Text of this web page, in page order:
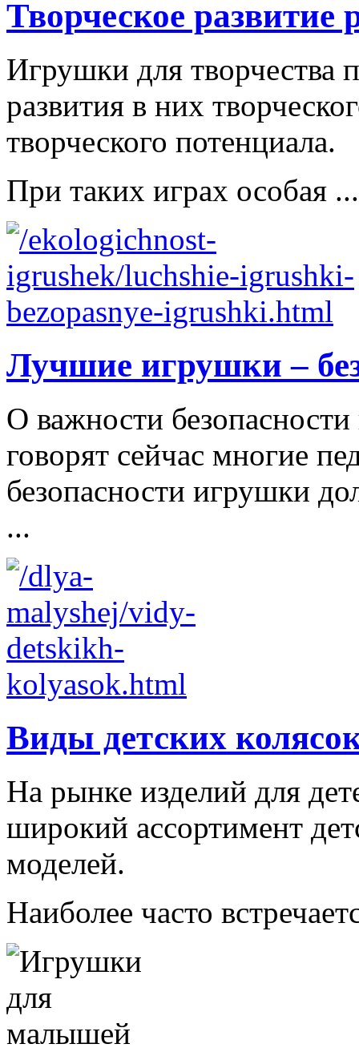
Творческое развитие
Игрушки для творчества
развития в них
творческого потенциала.
При таких играх особая ...
Лучшие игрушки –
О важности
говорят сейчас многие
безопасности игрушки
...
Виды детских
На рынке изделий для
широкий ассортимент
моделей.
Наиболее часто